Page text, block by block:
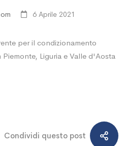
6 Aprile 2021
per il condizionamento
Liguria e Valle d'Aosta
Condividi questo post